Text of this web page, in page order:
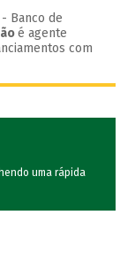
Banco de
é agente
com
uma rápida